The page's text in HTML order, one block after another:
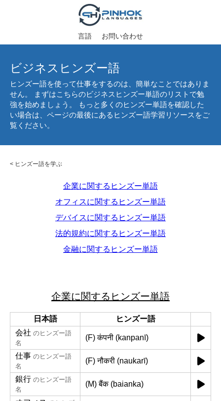
言語 お問い合わせ
ビジネスヒンズー語
ヒンズー語を使って仕事をするのは、簡単なことではありま
せん。 まずはこちらのビジネスヒンズー単語のリストで勉
強を始めましょう。 もっと多くのヒンズー単語を確認した
い場合は、ページの最後にあるヒンズー語学習リソースをご
覧ください。
< ヒンズー語を学ぶ
企業に関するヒンズー単語
オフィスに関するヒンズー単語
デバイスに関するヒンズー単語
法的規約に関するヒンズー単語
金融に関するヒンズー単語
企業に関するヒンズー単語
日本語
ヒンズー語
会社 のヒンズー語
名
(F) कंपनी (kanpanī)
仕事 のヒンズー語
名
(F) नौकरी (naukarī)
銀行 のヒンズー語
名
(M) बैंक (baianka)